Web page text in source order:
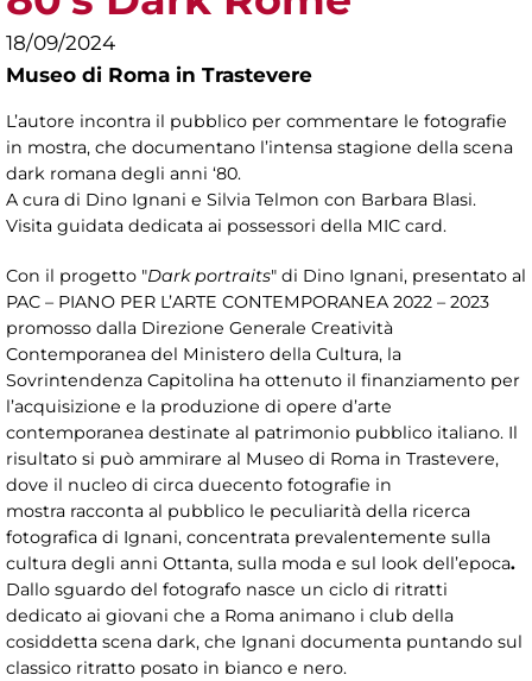
18/09/2024
Museo di Roma in Trastevere
L’autore incontra il pubblico per commentare le fotografie
in mostra, che documentano l’intensa stagione della scena
dark romana degli anni ‘80.
A cura di Dino Ignani e Silvia Telmon con Barbara Blasi.
Visita guidata dedicata ai possessori della MIC card.
Con il progetto "Dark portraits" di Dino Ignani, presentato al
PAC – PIANO PER L’ARTE CONTEMPORANEA 2022 – 2023
promosso dalla Direzione Generale Creatività
Contemporanea del Ministero della Cultura, la
Sovrintendenza Capitolina ha ottenuto il finanziamento per
l’acquisizione e la produzione di opere d’arte
contemporanea destinate al patrimonio pubblico italiano. Il
risultato si può ammirare al Museo di Roma in Trastevere,
dove il nucleo di circa duecento fotografie in
mostra racconta al pubblico le peculiarità della ricerca
fotografica di Ignani, concentrata prevalentemente sulla
cultura degli anni Ottanta, sulla moda e sul look dell’epoca.
Dallo sguardo del fotografo nasce un ciclo di ritratti
dedicato ai giovani che a Roma animano i club della
cosiddetta scena dark, che Ignani documenta puntando sul
classico ritratto posato in bianco e nero.